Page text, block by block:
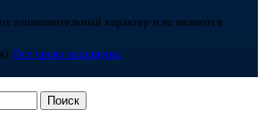
ознакомительный характер и не являются
Все права защищены.
Поиск